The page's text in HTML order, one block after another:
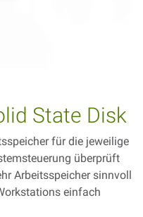
State Disk
für die jeweilige
überprüft
Arbeitsspeicher sinnvoll
einfach